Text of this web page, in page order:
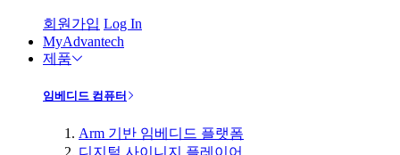
회원가입 Log In
MyAdvantech
제품
임베디드 컴퓨터
Arm 기반 임베디드 플랫폼
디지털 사이니지 플레이어